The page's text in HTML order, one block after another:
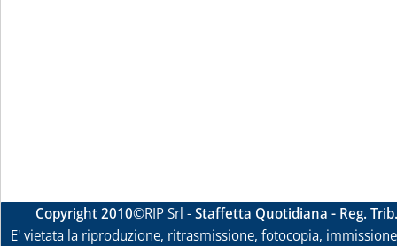
Copyright 2010©RIP Srl -Staffetta Quotidiana - Reg.
E' vietata la riproduzione, ritrasmissione, fotocopia,